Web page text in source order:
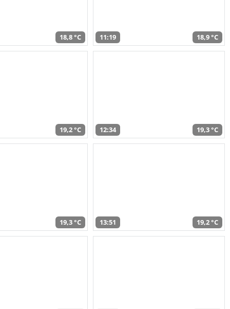
18,8 °C 11:19 18,9 °C
19,2 °C 12:34 19,3 °C
19,3 °C 13:51 19,2 °C